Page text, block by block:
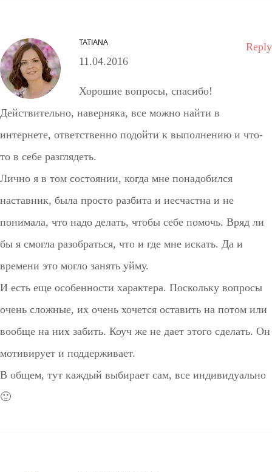
TATIANA
11.04.2016
Хорошие вопросы, спасибо!
Действительно, наверняка, все можно найти в
интернете, ответственно подойти к выполнению и что-
то в себе разглядеть.
Лично я в том состоянии, когда мне понадобился
наставник, была просто разбита и несчастна и не
понимала, что надо делать, чтобы себе помочь. Вряд ли
бы я смогла разобраться, что и где мне искать. Да и
времени это могло занять уйму.
И есть еще особенности характера. Поскольку вопросы
очень сложные, их очень хочется оставить на потом или
вообще на них забить. Коуч же не дает этого сделать. Он
мотивирует и поддерживает.
В общем, тут каждый выбирает сам, все индивидуально
🙂
Reply